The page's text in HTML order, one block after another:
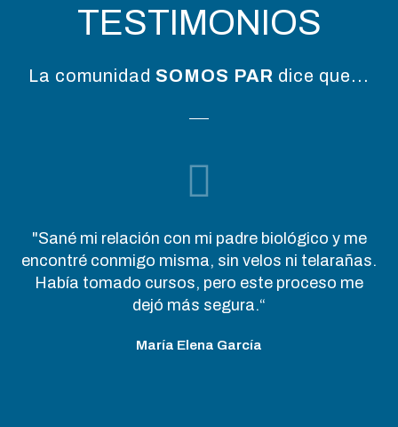
TESTIMONIOS
La comunidad SOMOS PAR dice que...
"Sané mi relación con mi padre biológico y me
encontré conmigo misma, sin velos ni telarañas.
Había tomado cursos, pero este proceso me
dejó más segura.“
María Elena García